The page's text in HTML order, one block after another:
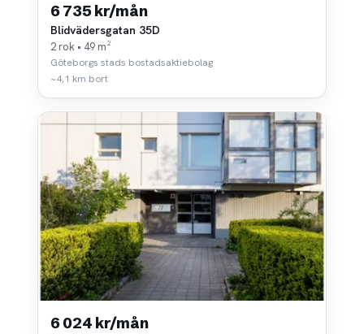
6 735 kr/mån
Blidvädersgatan 35D
2 rok • 49 m²
Göteborgs stads bostadsaktiebolag
~4,1 km bort
6 024 kr/mån